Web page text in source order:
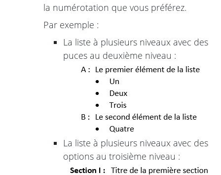
la numérotation que vous préférez.
Par exemple :
La liste à plusieurs niveaux avec des
puces au deuxième niveau :
La liste à plusieurs niveaux avec des
options au troisième niveau :